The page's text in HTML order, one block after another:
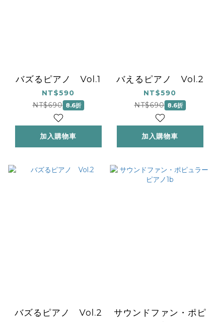
バズるピアノ Vol.1
NT$590
NT$690 8.6折
加入購物車
バえるピアノ Vol.2
NT$590
NT$690 8.6折
加入購物車
バズるピアノ Vol.2
サウンドファン・ポピ